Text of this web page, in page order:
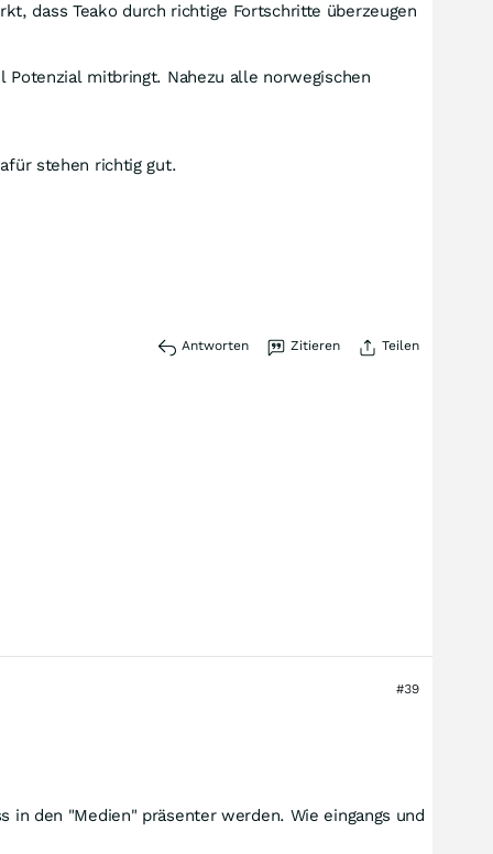
dass Teako durch richtige Fortschritte überzeugen
mitbringt. Nahezu alle norwegischen
stehen richtig gut.
Antworten Zitieren Teilen
#39
den "Medien" präsenter werden. Wie eingangs und